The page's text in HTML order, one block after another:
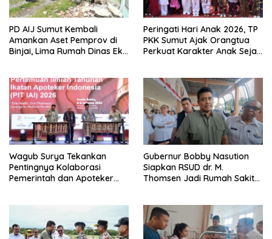
PD AIJ Sumut Kembali
Amankan Aset Pemprov di
Binjai, Lima Rumah Dinas Eks
Peringati Hari Anak 2026, TP
PKK Sumut Ajak Orangtua
Perkuat Karakter Anak Sejak
Wagub Surya Tekankan
Pentingnya Kolaborasi
Pemerintah dan Apoteker
Gubernur Bobby Nasution
Siapkan RSUD dr. M.
Thomsen Jadi Rumah Sakit